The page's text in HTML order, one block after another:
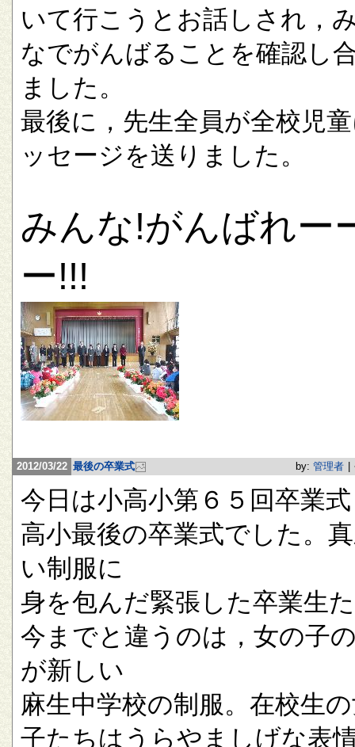
いて行こうとお話しされ，
なでがんばることを確認し
ました。
最後に，先生全員が全校児
ッセージを送りました。
みんな!がんばれー
ー!!!
2012/03/22 最後の卒業式 by: 管理者
今日は小高小第６５回卒業
高小最後の卒業式でした。
い制服に
身を包んだ緊張した卒業生
今までと違うのは，女の子
が新しい
麻生中学校の制服。在校生
子たちはうらやましげな表